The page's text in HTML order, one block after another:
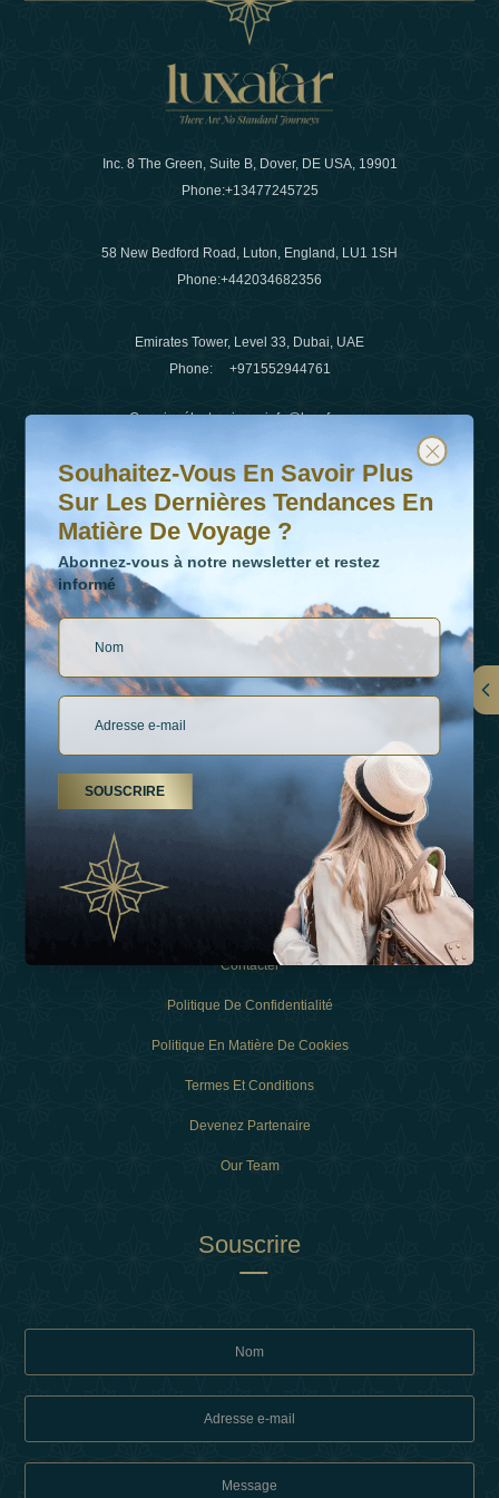
Inc. 8 The Green, Suite B, Dover, DE USA, 19901
Phone:+13477245725
58 New Bedford Road, Luton, England, LU1 1SH
Phone:+442034682356
Emirates Tower, Level 33, Dubai, UAE
Phone: +971552944761
Courrier électronique:info@luxafar.com
WhatsApp N°
+442034682356
+971552944761
LIENS
À Propos De Nous
Types De Vacances
Contacter
Politique De Confidentialité
Politique En Matière De Cookies
Termes Et Conditions
Devenez Partenaire
Our Team
Souscrire
Souhaitez-vous en savoir plus sur les dernières
Abonnez-vous à notre newsletter et restez informé
Souhaitez-Vous En Savoir Plus
Sur Les Dernières Tendances En
Matière De Voyage ?
Abonnez-vous à notre newsletter et restez
informé
SOUSCRIRE